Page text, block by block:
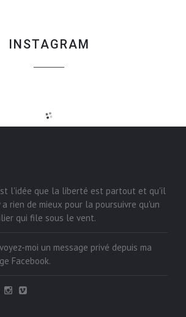
INSTAGRAM
l'idée que la liberté est partout et qu'il
a rien de mieux pour la poursuivre qu'un
qui file sous le vent.
moi un message privé depuis ma
Facebook.